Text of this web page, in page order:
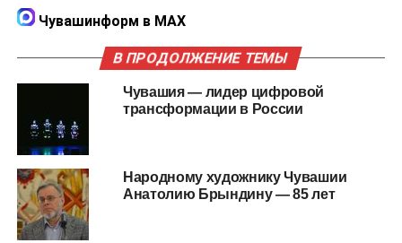
Чувашинформ в MAX
В ПРОДОЛЖЕНИЕ ТЕМЫ
Чувашия — лидер цифровой
трансформации в России
Народному художнику Чувашии
Анатолию Брындину — 85 лет